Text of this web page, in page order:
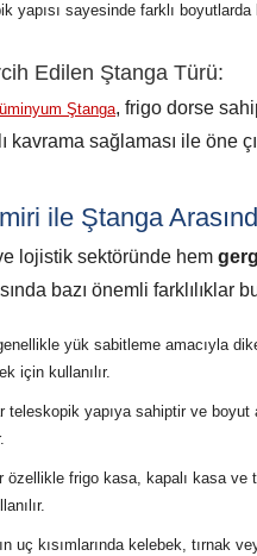
yapısı sayesinde farklı boyutlarda
Edilen Ştanga Türü:
Ştanga, frigo dorse
kavrama sağlaması ile öne
ile Ştanga
ve lojistik sektöründe hem
bazı önemli farklılıklar
yük sabitleme amacıyla
için kullanılır.
teleskopik yapıya sahiptir ve
frigo kasa, kapalı kasa ve
uç kısımlarında kelebek, tırnak